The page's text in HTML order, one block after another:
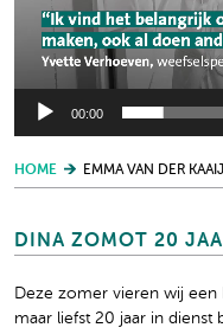
00:00
HOME EMMA VAN DER KAAIJ
DINA ZOMOT 20
Deze zomer vieren wij
maar liefst 20 jaar in dienst